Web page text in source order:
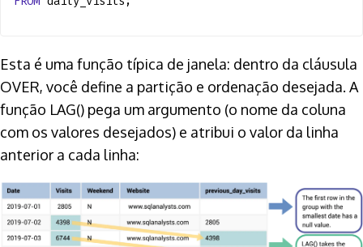
Esta é uma função típica de janela: dentro da cláusula
OVER, você define a partição e ordenação desejada. A
função LAG() pega um argumento (o nome da coluna
com os valores desejados) e atribui o valor da linha
anterior a cada linha: